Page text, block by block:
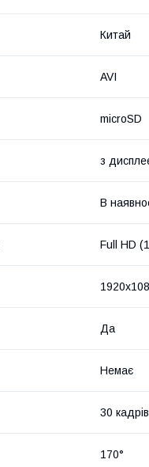
Китай
AVI
microSD
з
В
Full HD
Да
Немає
30
170°